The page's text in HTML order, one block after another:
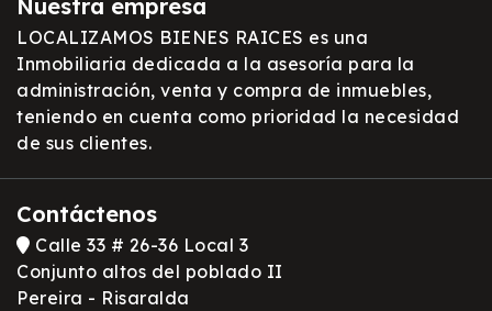
Nuestra empresa
LOCALIZAMOS BIENES RAICES es una
Inmobiliaria dedicada a la asesoría para la
administración, venta y compra de inmuebles,
teniendo en cuenta como prioridad la necesidad
de sus clientes.
Contáctenos
Calle 33 # 26-36 Local 3
Conjunto altos del poblado II
Pereira - Risaralda